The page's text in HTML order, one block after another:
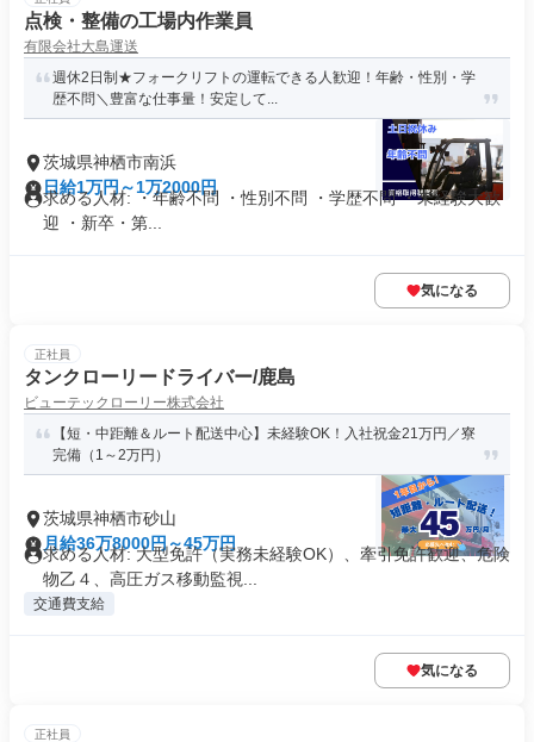
点検・整備の工場内作業員
有限会社大島運送
週休2日制★フォークリフトの運転できる人歓迎！年齢・性別・学
歴不問＼豊富な仕事量！安定して...
茨城県神栖市南浜
日給1万円～1万2000円
求める人材: ・年齢不問 ・性別不問 ・学歴不問 ・未経験大歓
迎 ・新卒・第...
気になる
正社員
タンクローリードライバー/鹿島
ビューテックローリー株式会社
【短・中距離＆ルート配送中心】未経験OK！入社祝金21万円／寮
完備（1～2万円）
茨城県神栖市砂山
月給36万8000円～45万円
求める人材: 大型免許（実務未経験OK）、牽引免許歓迎、危険
物乙４、高圧ガス移動監視...
交通費支給
気になる
正社員